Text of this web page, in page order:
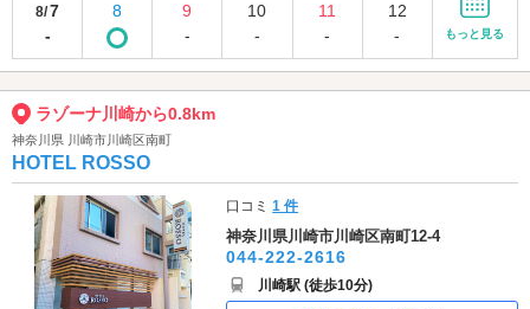
8/7
-
8
9
-
10
-
11
-
12
-
もっと見る
ラゾーナ川崎から0.8km
神奈川県 川崎市川崎区南町
HOTEL ROSSO
口コミ1 件
神奈川県川崎市川崎区南町12-4
044-222-2616
川崎駅 (徒歩10分)